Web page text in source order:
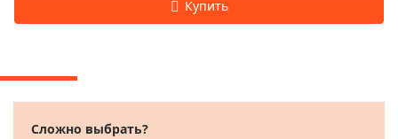
Сложно выбрать?